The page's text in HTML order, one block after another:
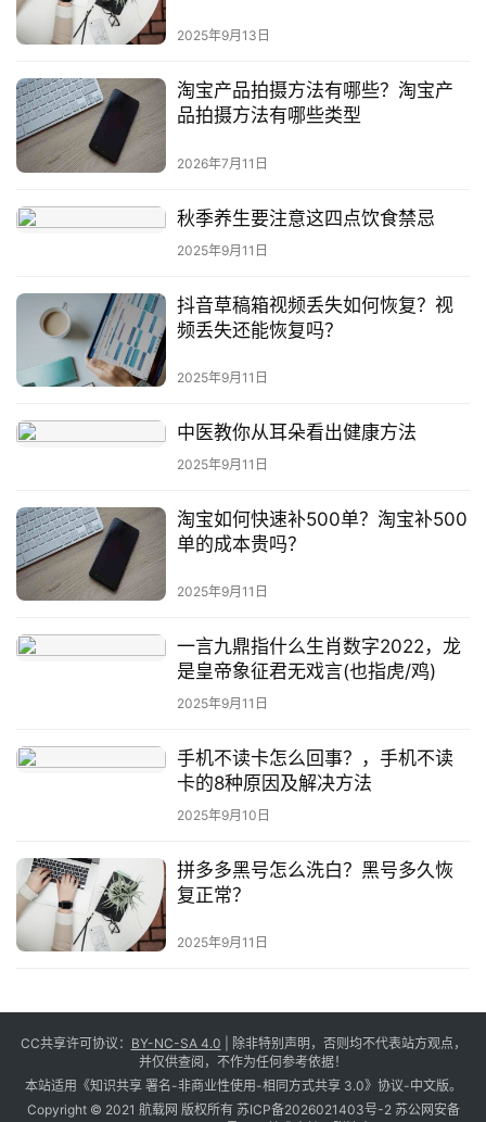
2025年9月13日
淘宝产品拍摄方法有哪些？淘宝产
品拍摄方法有哪些类型
2026年7月11日
秋季养生要注意这四点饮食禁忌
2025年9月11日
抖音草稿箱视频丢失如何恢复？视
频丢失还能恢复吗？
2025年9月11日
中医教你从耳朵看出健康方法
2025年9月11日
淘宝如何快速补500单？淘宝补500
单的成本贵吗？
2025年9月11日
一言九鼎指什么生肖数字2022，龙
是皇帝象征君无戏言(也指虎/鸡)
2025年9月11日
手机不读卡怎么回事？，手机不读
卡的8种原因及解决方法
2025年9月10日
拼多多黑号怎么洗白？黑号多久恢
复正常？
2025年9月11日
CC共享许可协议： BY-NC-SA 4.0 | 除非特别声明，否则均不代表站方观点，
并仅供查阅，不作为任何参考依据！
本站适用《知识共享 署名-非商业性使用-相同方式共享 3.0》协议-中文版。
Copyright © 2021 航载网 版权所有 苏ICP备2026021403号-2 苏公网安备